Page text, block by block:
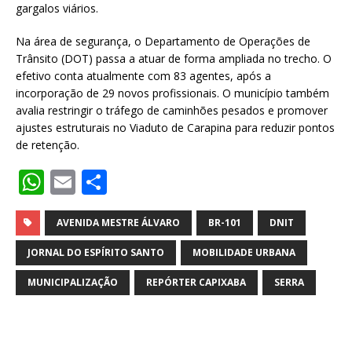
gargalos viários.
Na área de segurança, o Departamento de Operações de
Trânsito (DOT) passa a atuar de forma ampliada no trecho. O
efetivo conta atualmente com 83 agentes, após a
incorporação de 29 novos profissionais. O município também
avalia restringir o tráfego de caminhões pesados e promover
ajustes estruturais no Viaduto de Carapina para reduzir pontos
de retenção.
W
h
at
s
A
E
m
ai
l
h
ar
e
AVENIDA MESTRE ÁLVARO BR-101 DNIT
JORNAL DO ESPÍRITO SANTO MOBILIDADE URBANA
MUNICIPALIZAÇÃO REPÓRTER CAPIXABA SERRA